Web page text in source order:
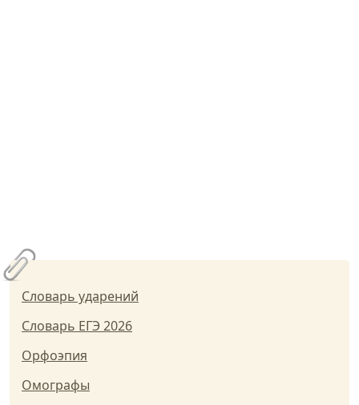
Словарь ударений
Словарь ЕГЭ 2026
Орфоэпия
Омографы